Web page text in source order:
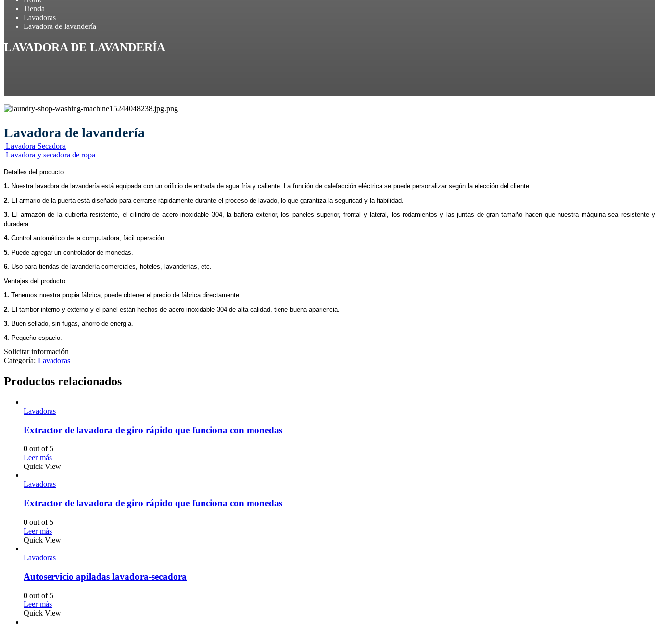
Tienda
Lavadoras
Lavadora de lavandería
LAVADORA DE LAVANDERÍA
Lavadora de lavandería
Lavadora Secadora
Lavadora y secadora de ropa
Detalles del producto:
1. Nuestra lavadora de lavandería está equipada con un orificio de entrada de agua fría y caliente. La función de calefacción eléctrica se puede personalizar según la elección del cliente.
2. El armario de la puerta está diseñado para cerrarse rápidamente durante el proceso de lavado, lo que garantiza la seguridad y la fiabilidad.
3. El armazón de la cubierta resistente, el cilindro de acero inoxidable 304, la bañera exterior, los paneles superior, frontal y lateral, los rodamientos y las juntas de gran tamaño hacen que nuestra máquina sea resistente y
duradera.
4. Control automático de la computadora, fácil operación.
5. Puede agregar un controlador de monedas.
6. Uso para tiendas de lavandería comerciales, hoteles, lavanderías, etc.
Ventajas del producto:
1. Tenemos nuestra propia fábrica, puede obtener el precio de fábrica directamente.
2. El tambor interno y externo y el panel están hechos de acero inoxidable 304 de alta calidad, tiene buena apariencia.
3. Buen sellado, sin fugas, ahorro de energía.
4. Pequeño espacio.
Solicitar información
Categoría: Lavadoras
Productos relacionados
Lavadoras
Extractor de lavadora de giro rápido que funciona con monedas
0 out of 5
Leer más
Quick View
Lavadoras
Extractor de lavadora de giro rápido que funciona con monedas
0 out of 5
Leer más
Quick View
Lavadoras
Autoservicio apiladas lavadora-secadora
0 out of 5
Leer más
Quick View